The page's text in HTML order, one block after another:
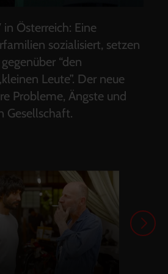
Österreich: Eine
sozialisiert, setzen
“den
Leute”. Der neue
Probleme, Ängste und
Gesellschaft.